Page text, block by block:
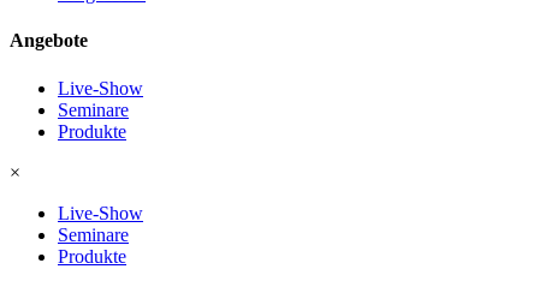
Angebote
Live-Show
Seminare
Produkte
×
Live-Show
Seminare
Produkte